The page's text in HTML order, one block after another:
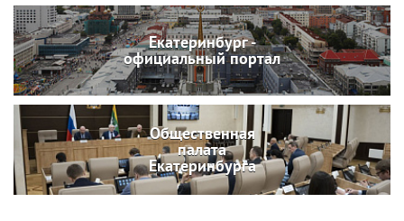
Екатеринбург -
официальный портал
Общественная
палата
Екатеринбурга